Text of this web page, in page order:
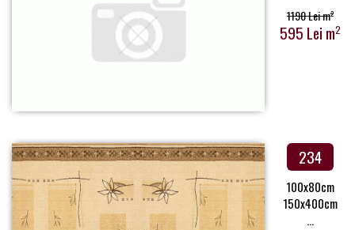
1190 Lei m2
595 Lei m2
234
100x80cm
150x400cm
...